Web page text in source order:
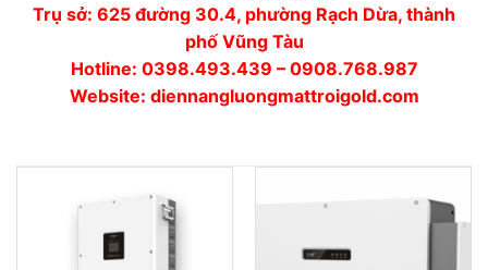
Trụ sở: 625 đường 30.4, phường Rạch Dừa, thành
phố Vũng Tàu
Hotline: 0398.493.439 – 0908.768.987
Website: diennangluongmattroigold.com